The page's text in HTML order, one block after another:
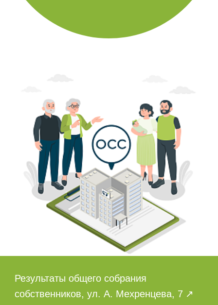
Результаты общего собрания
собственников, ул. А. Мехренцева, 7